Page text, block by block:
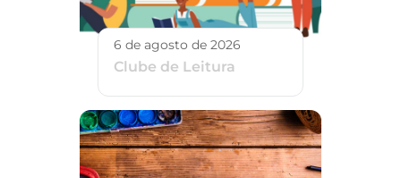
6 de agosto de 2026
Clube de Leitura